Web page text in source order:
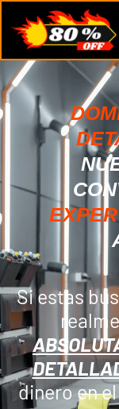
Si estas
dinero en